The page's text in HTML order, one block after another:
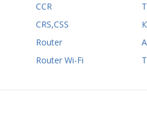
CCR
CRS,CSS
Router
Router Wi-Fi